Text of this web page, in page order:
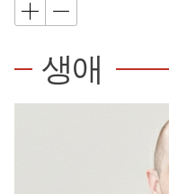
생애